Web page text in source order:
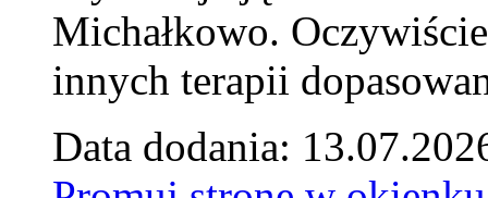
Michałkowo.
innych terapii
Data dodania: